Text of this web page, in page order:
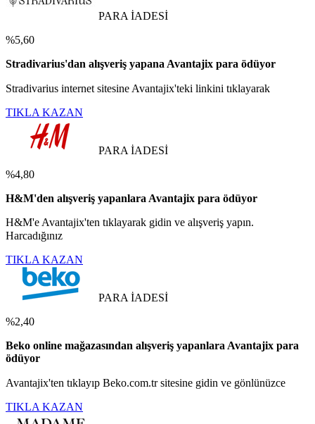
PARA İADESİ
%5,60
Stradivarius'dan alışveriş yapana Avantajix para ödüyor
Stradivarius internet sitesine Avantajix'teki linkini tıklayarak
TIKLA KAZAN
PARA İADESİ
%4,80
H&M'den alışveriş yapanlara Avantajix para ödüyor
H&M'e Avantajix'ten tıklayarak gidin ve alışveriş yapın.
Harcadığınız
TIKLA KAZAN
PARA İADESİ
%2,40
Beko online mağazasından alışveriş yapanlara Avantajix para
ödüyor
Avantajix'ten tıklayıp Beko.com.tr sitesine gidin ve gönlünüzce
TIKLA KAZAN